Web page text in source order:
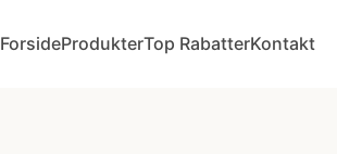
ForsideProdukterTop RabatterKontakt